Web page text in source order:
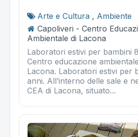
Arte e Cultura , Ambiente
Capoliveri - Centro
Ambientale di Lacona
Laboratori estivi per bambini
Centro educazione
Lacona. Laboratori estivi per
anni. All’interno delle sale e
CEA di Lacona, situato...